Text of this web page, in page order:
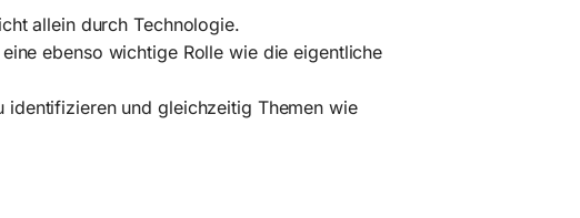
allein durch Technologie.
ebenso wichtige Rolle wie die eigentliche
und gleichzeitig Themen wie